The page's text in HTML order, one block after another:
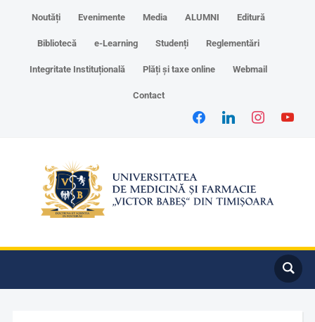
Noutăți Evenimente Media ALUMNI Editură
Bibliotecă e-Learning Studenți Reglementări
Integritate Instituțională Plăți și taxe online Webmail
Contact